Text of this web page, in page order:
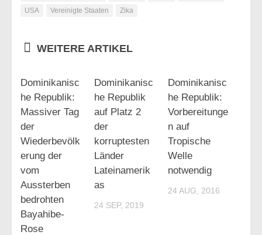
USA
Vereinigte Staaten Zika
WEITERE ARTIKEL
Dominikanisc
he Republik:
Massiver Tag
der
Wiederbevölk
erung der
vom
Aussterben
bedrohten
Bayahibe-
Rose
Dominikanisc
he Republik
auf Platz 2
der
korruptesten
Länder
Lateinamerik
as
24 SEP, 2019
Dominikanisc
he Republik:
Vorbereitunge
n auf
Tropische
Welle
notwendig
24 AUG, 2016